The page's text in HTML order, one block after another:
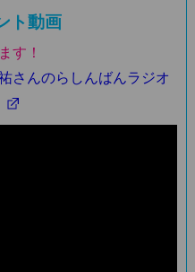
ト動画
す！
さんのらしんばんラジオ